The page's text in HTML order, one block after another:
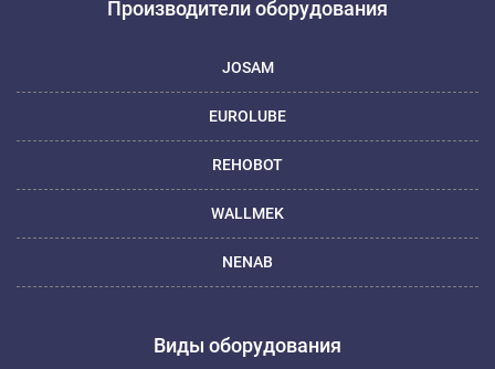
Производители оборудования
JOSAM
EUROLUBE
REHOBOT
WALLMEK
NENAB
Виды оборудования